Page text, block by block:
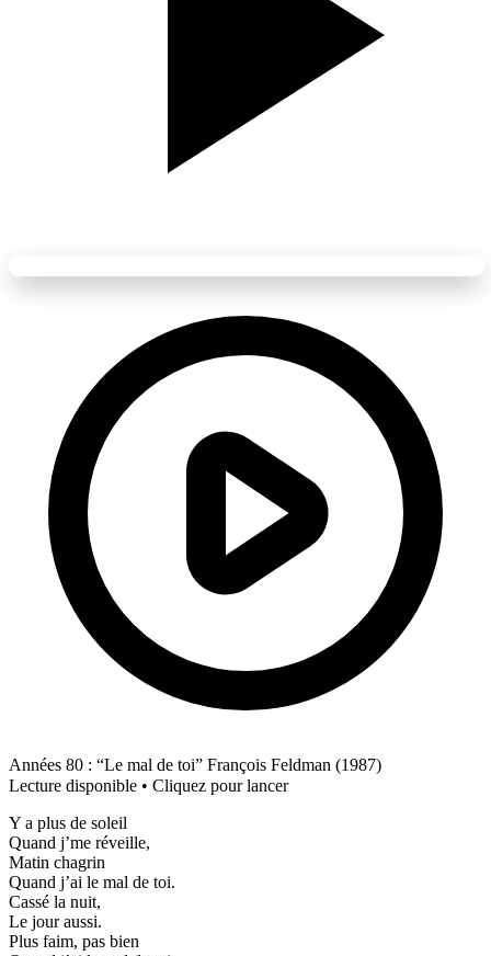
Années 80 : “Le mal de toi” François Feldman (1987)
Lecture disponible • Cliquez pour lancer
Y a plus de soleil
Quand j’me réveille,
Matin chagrin
Quand j’ai le mal de toi.
Cassé la nuit,
Le jour aussi.
Plus faim, pas bien